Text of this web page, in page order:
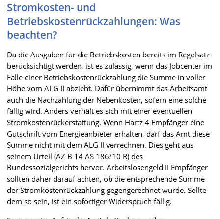
Stromkosten- und
Betriebskostenrückzahlungen: Was
beachten?
Da die Ausgaben für die Betriebskosten bereits im Regelsatz
berücksichtigt werden, ist es zulässig, wenn das Jobcenter im
Falle einer Betriebskostenrückzahlung die Summe in voller
Höhe vom ALG II abzieht. Dafür übernimmt das Arbeitsamt
auch die Nachzahlung der Nebenkosten, sofern eine solche
fällig wird. Anders verhält es sich mit einer eventuellen
Stromkostenrückerstattung. Wenn Hartz 4 Empfänger eine
Gutschrift vom Energieanbieter erhalten, darf das Amt diese
Summe nicht mit dem ALG II verrechnen. Dies geht aus
seinem Urteil (AZ B 14 AS 186/10 R) des
Bundessozialgerichts hervor. Arbeitslosengeld II Empfänger
sollten daher darauf achten, ob die entsprechende Summe
der Stromkostenrückzahlung gegengerechnet wurde. Sollte
dem so sein, ist ein sofortiger Widerspruch fällig.